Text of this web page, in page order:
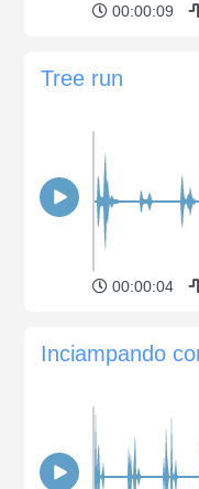
00:00:09
Tree run
00:00:04
Inciampando